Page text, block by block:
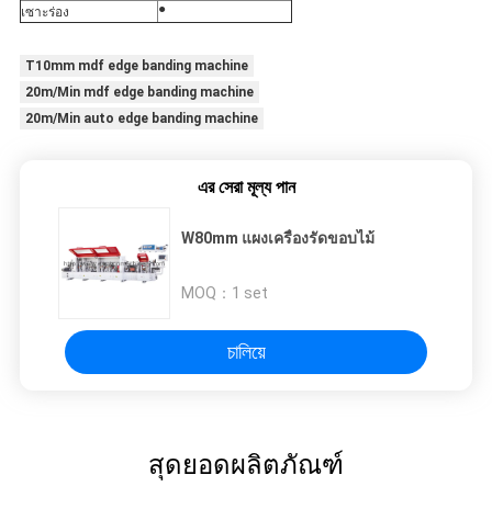
เซาะร่อง
●
T10mm mdf edge banding machine
20m/Min mdf edge banding machine
20m/Min auto edge banding machine
এর সেরা মূল্য পান
W80mm แผงเครื่องรัดขอบไม้
MOQ： 1 set
চালিয়ে
สุดยอดผลิตภัณฑ์